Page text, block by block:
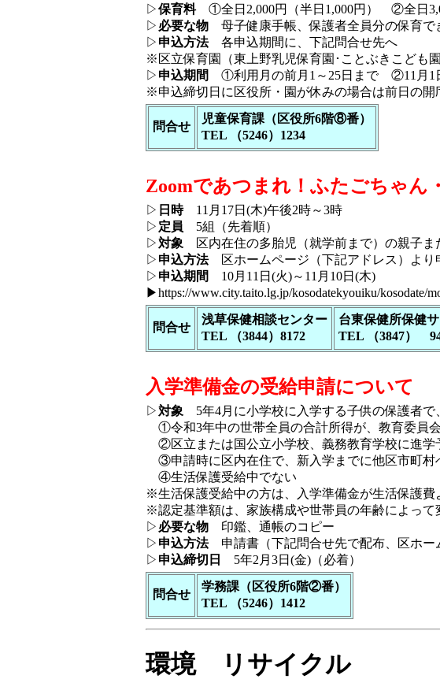
▷保育料①全日2,000円（半日1,000円） ②全日
▷ 必要な物 母子健康手帳、保護者全員分の保育
▷ 申込方法各申込期間に、下記問合せ先へ
※区立保育園（東上野乳児保育園･ことぶきこども
▷ 申込期間
①利用月の前月1～25日まで ②11月1
※申込締切日に区役所・園が休みの場合は前日の開
問合せ
児童保育課（区役所6階⑧番）
TEL （5246）1234
Zoomであつまれ！ふたごちゃん
▷ 日時11月17日(木)午後2時～3時
▷ 定員 5組（先着順）
▷対象 区内在住の多胎児（就学前まで）の親子ま
▷ 申込方法区ホームページ（下記アドレス）より
▷ 申込期間
10月11日(火)～11月10日(木)
▶https://www.city.taito.lg.jp/kosodatekyouiku/kosodate/
問合せ
浅草保健相談センター
TEL （3844）8172
台東保健所保健
TEL （3847）
入学準備金の受給申請について
▷対象 5年4月に小学校に入学する子供の保護者
①令和3年中の世帯全員の合計所得が、教育委員
②区立または国公立小学校、義務教育学校に進学
③申請時に区内在住で、新入学までに他区市町村
④生活保護受給中でない
※生活保護受給中の方は、入学準備金が生活保護費
※認定基準額は、家族構成や世帯員の年齢によって
▷ 必要な物 印鑑、通帳のコピー
▷ 申込方法申請書（下記問合せ先で配布、区ホー
▷ 申込締切日 5年2月3日(金)（必着）
問合せ
学務課（区役所6階②番）
TEL （5246）1412
環境 リサイクル